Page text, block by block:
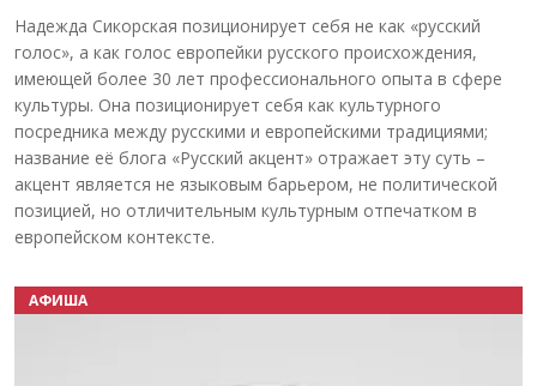
Надежда Сикорская позиционирует себя не как «русский
голос», а как голос европейки русского происхождения,
имеющей более 30 лет профессионального опыта в сфере
культуры. Она позиционирует себя как культурного
посредника между русскими и европейскими традициями;
название её блога «Русский акцент» отражает эту суть –
акцент является не языковым барьером, не политической
позицией, но отличительным культурным отпечатком в
европейском контексте.
АФИША